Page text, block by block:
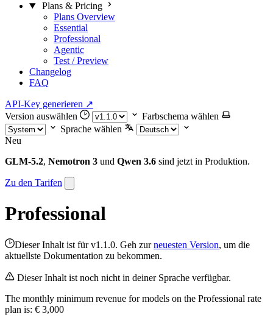
Plans & Pricing
Plans Overview
Essential
Professional
Agentic
Test / Preview
Changelog
FAQ
API-Key generieren ↗
Version auswählen
Farbschema wählen
Sprache wählen
Neu
GLM-5.2, Nemotron 3 und Qwen 3.6 sind jetzt in Produktion.
Zu den Tarifen
Professional
Dieser Inhalt ist für v1.1.0. Geh zurneuesten Version, um die
aktuellste Dokumentation zu bekommen.
Dieser Inhalt ist noch nicht in deiner Sprache verfügbar.
The monthly minimum revenue for models on the Professional rate
plan is: € 3,000